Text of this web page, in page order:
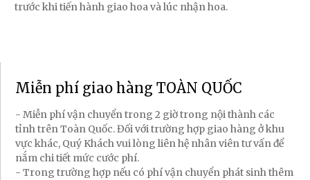
trước khi tiến hành giao hoa và lúc nhận hoa.
Miễn phí giao hàng TOÀN QUỐC
- Miễn phí vận chuyển trong 2 giờ trong nội thành các
tỉnh trên Toàn Quốc. Đối với trường hợp giao hàng ở khu
vực khác, Quý Khách vui lòng liên hệ nhân viên tư vấn để
nắm chi tiết mức cước phí.
- Trong trường hợp nếu có phí vận chuyển phát sinh thêm